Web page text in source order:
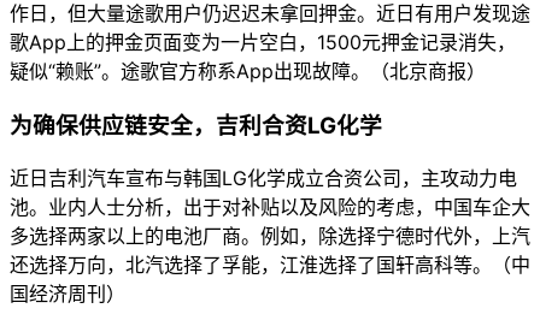
作日，但大量途歌用户仍迟迟未拿回押金。近日有用户发现途
歌App上的押金页面变为一片空白，1500元押金记录消失，
疑似“赖账”。途歌官方称系App出现故障。（北京商报）
为确保供应链安全，吉利合资LG化学
近日吉利汽车宣布与韩国LG化学成立合资公司，主攻动力电
池。业内人士分析，出于对补贴以及风险的考虑，中国车企大
多选择两家以上的电池厂商。例如，除选择宁德时代外，上汽
还选择万向，北汽选择了孚能，江淮选择了国轩高科等。（中
国经济周刊）